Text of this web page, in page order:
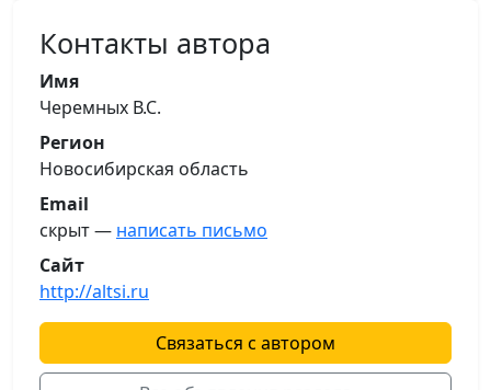
Контакты автора
Имя
Черемных В.С.
Регион
Новосибирская область
Email
скрыт — написать письмо
Сайт
http://altsi.ru
Связаться с автором